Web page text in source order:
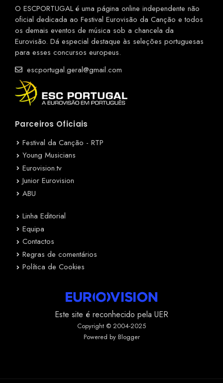
O ESCPORTUGAL é uma página online independente não
oficial dedicada ao Festival Eurovisão da Canção e todos
os demais eventos de música sob a chancela da
Eurovisão. Dá especial destaque às seleções portuguesas
para esses concursos europeus.
escportugal.geral@gmail.com
Parceiros Oficiais
Festival da Canção - RTP
Young Musicians
Eurovision.tv
Junior Eurovision
ABU
Linha Editorial
Equipa
Contactos
Regras de comentários
Política de Cookies
Este site é reconhecido pela UER
Copyright © 2004-2025
Powered by Blogger